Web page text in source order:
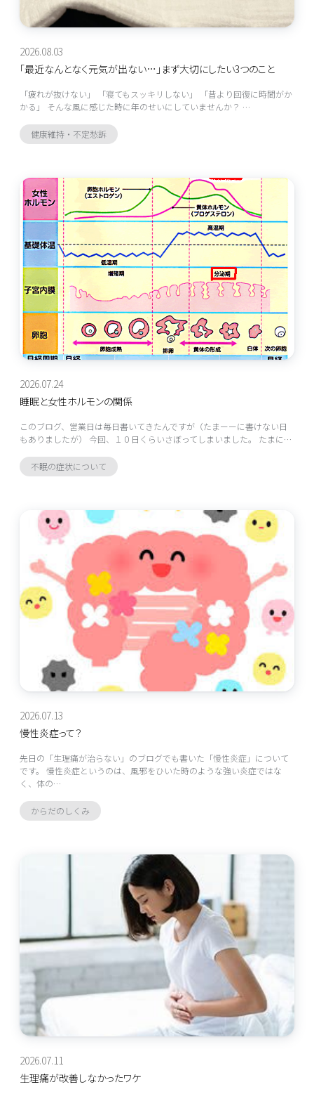
2026.08.03
「最近なんとなく元気が出ない…」まず大切にしたい3つのこと
「疲れが抜けない」 「寝てもスッキリしない」 「昔より回復に時間がか
かる」 そんな風に感じた時に年のせいにしていませんか？ …
健康維持・不定愁訴
2026.07.24
睡眠と女性ホルモンの関係
このブログ、営業日は毎日書いてきたんですが（たまーーに書けない日
もありましたが） 今回、１０日くらいさぼってしまいました。 たまに…
不眠の症状について
2026.07.13
慢性炎症って？
先日の「生理痛が治らない」のブログでも書いた「慢性炎症」について
です。 慢性炎症というのは、風邪をひいた時のような強い炎症ではな
く、体の…
からだのしくみ
2026.07.11
生理痛が改善しなかったワケ